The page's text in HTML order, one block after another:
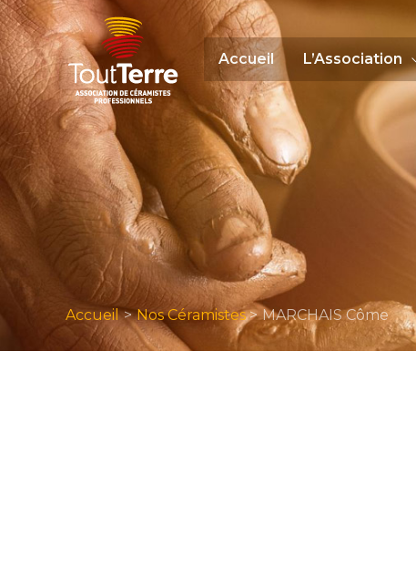
Aller
au
contenu
Accueil L’Association
Accueil Nos Céramistes MARCHAIS Côme